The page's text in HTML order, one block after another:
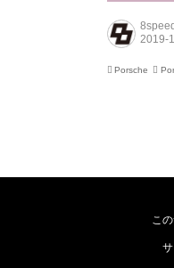
コラボレー
シェの世界
ンし、12月
Porsche
こ